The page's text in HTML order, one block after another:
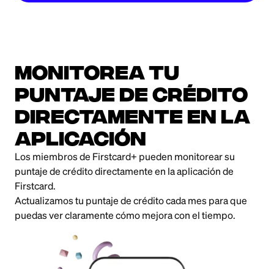
Monitorea tu
puntaje de crédito
directamente en la
aplicación
Los miembros de Firstcard+ pueden monitorear su
puntaje de crédito directamente en la aplicación de
Firstcard.
Actualizamos tu puntaje de crédito cada mes para que
puedas ver claramente cómo mejora con el tiempo.